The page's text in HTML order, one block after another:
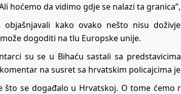
hoćemo da vidimo gdje se nalazi ta
objašnjavali kako ovako nešto nisu
dogoditi na tlu Europske unije.
su se u Bihaću sastali sa
na susret sa hrvatskim policajcima
se događalo u Hrvatskoj. O tome ćemo